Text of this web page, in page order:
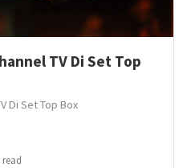
TV Di Set Top
Di Set Top Box